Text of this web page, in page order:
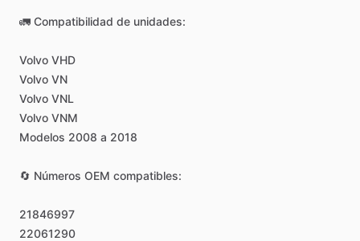
🚛 Compatibilidad de unidades:
Volvo VHD
Volvo VN
Volvo VNL
Volvo VNM
Modelos 2008 a 2018
🔄 Números OEM compatibles:
21846997
22061290